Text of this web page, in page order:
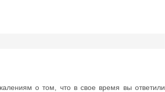
о том, что в свое время вы ответили